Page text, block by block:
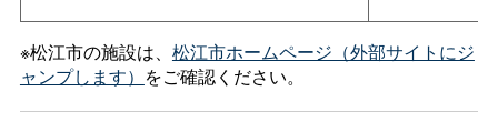
※松江市の施設は、 松江市ホームページ（外部サイトにジ
ャンプします） をご確認ください。